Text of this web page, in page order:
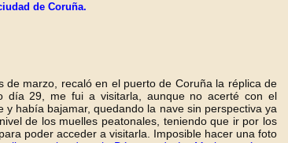
de Coruña.
de marzo, recaló en el puerto de Coruña la réplica de
día 29, me fui a visitarla, aunque no acerté con el
había bajamar, quedando la nave sin perspectiva ya
de los muelles peatonales, teniendo que ir por los
poder acceder a visitarla. Imposible hacer una foto